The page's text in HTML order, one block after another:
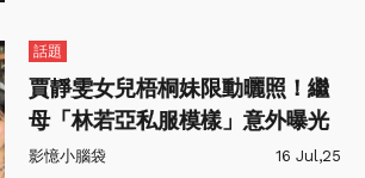
話題
賈靜雯女兒梧桐妹限動曬照！繼
母「林若亞私服模樣」意外曝光
影憶小腦袋 16 Jul,25